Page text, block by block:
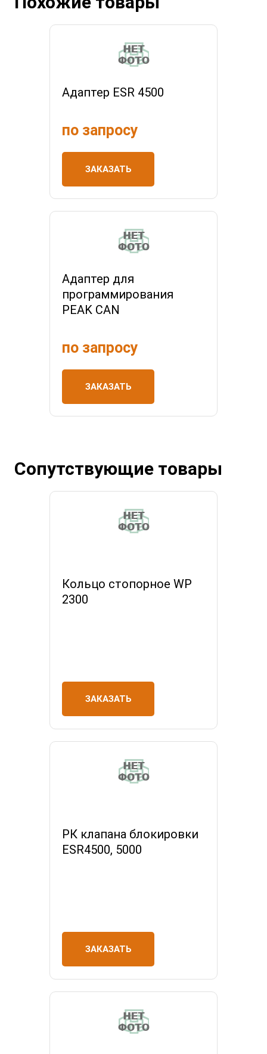
Адаптер ESR 4500
по запросу
ЗАКАЗАТЬ
Адаптер для
программирования
PEAK CAN
по запросу
ЗАКАЗАТЬ
Сопутствующие товары
Кольцо стопорное WP
2300
ЗАКАЗАТЬ
РК клапана блокировки
ESR4500, 5000
ЗАКАЗАТЬ